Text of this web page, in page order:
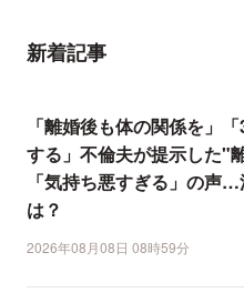
新着記事
「離婚後も体の関係を」
する」不倫夫が提示した"
「気持ち悪すぎる」の声
は？
2026年08月08日 08時59分